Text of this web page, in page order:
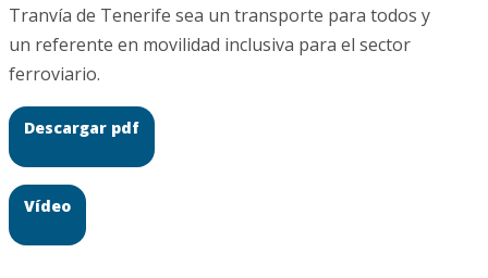
Tranvía de Tenerife sea un transporte para todos y
un referente en movilidad inclusiva para el sector
ferroviario.
Descargar pdf
Vídeo